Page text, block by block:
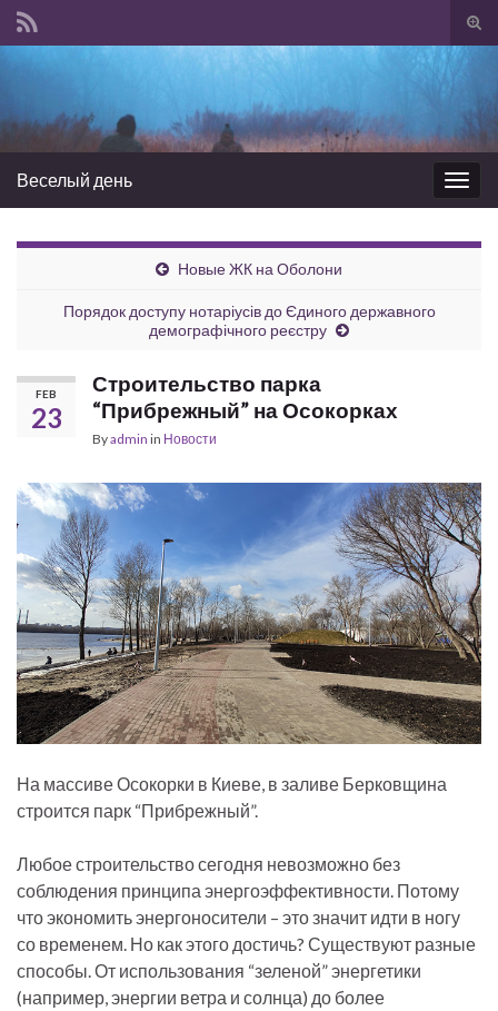
Веселый день
Новые ЖК на Оболони
Порядок доступу нотаріусів до Єдиного державного
демографічного реєстру
FEB
23
Строительство парка
“Прибрежный” на Осокорках
Byadmin in Новости
На массиве Осокорки в Киеве, в заливе Берковщина
строится парк “Прибрежный”.
Любое строительство сегодня невозможно без
соблюдения принципа энергоэффективности. Потому
что экономить энергоносители – это значит идти в ногу
со временем. Но как этого достичь? Существуют разные
способы. От использования “зеленой” энергетики
(например, энергии ветра и солнца) до более